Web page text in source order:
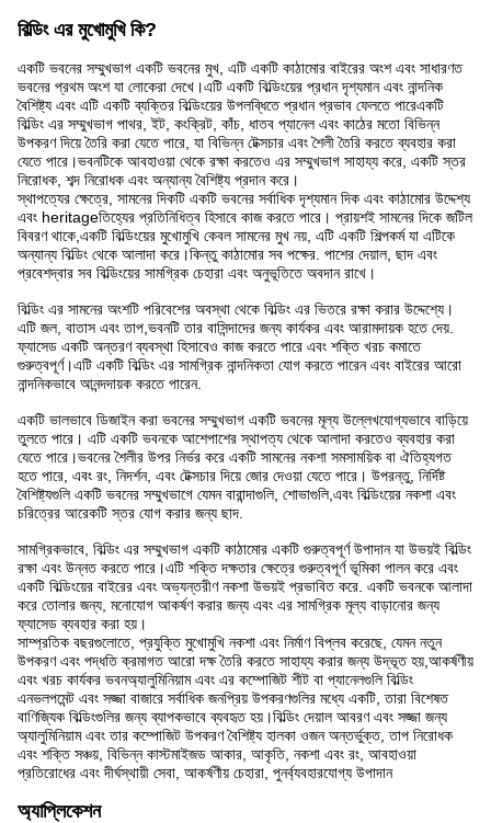
বিল্ডিং এর মুখোমুখি কি?
একটি ভবনের সম্মুখভাগ একটি ভবনের মুখ, এটি একটি কাঠামোর বাইরের অংশ এবং সাধারণত
ভবনের প্রথম অংশ যা লোকেরা দেখে।এটি একটি বিল্ডিংয়ের প্রধান দৃশ্যমান এবং নান্দনিক
বৈশিষ্ট্য এবং এটি একটি ব্যক্তির বিল্ডিংয়ের উপলব্ধিতে প্রধান প্রভাব ফেলতে পারেএকটি
বিল্ডিং এর সম্মুখভাগ পাথর, ইট, কংক্রিট, কাঁচ, ধাতব প্যানেল এবং কাঠের মতো বিভিন্ন
উপকরণ দিয়ে তৈরি করা যেতে পারে, যা বিভিন্ন টেক্সচার এবং শৈলী তৈরি করতে ব্যবহার করা
যেতে পারে।ভবনটিকে আবহাওয়া থেকে রক্ষা করতেও এর সম্মুখভাগ সাহায্য করে, একটি স্তর
নিরোধক, শব্দ নিরোধক এবং অন্যান্য বৈশিষ্ট্য প্রদান করে।
স্থাপত্যের ক্ষেত্রে, সামনের দিকটি একটি ভবনের সর্বাধিক দৃশ্যমান দিক এবং কাঠামোর উদ্দেশ্য
এবং heritageতিহ্যের প্রতিনিধিত্ব হিসাবে কাজ করতে পারে। প্রায়শই সামনের দিকে জটিল
বিবরণ থাকে,একটি বিল্ডিংয়ের মুখোমুখি কেবল সামনের মুখ নয়, এটি একটি শিল্পকর্ম যা এটিকে
অন্যান্য বিল্ডিং থেকে আলাদা করে।কিন্তু কাঠামোর সব পক্ষের. পাশের দেয়াল, ছাদ এবং
প্রবেশদ্বার সব বিল্ডিংয়ের সামগ্রিক চেহারা এবং অনুভূতিতে অবদান রাখে।
বিল্ডিং এর সামনের অংশটি পরিবেশের অবস্থা থেকে বিল্ডিং এর ভিতরে রক্ষা করার উদ্দেশ্যে।
এটি জল, বাতাস এবং তাপ,ভবনটি তার বাসিন্দাদের জন্য কার্যকর এবং আরামদায়ক হতে দেয়.
ফ্যাসেড একটি অন্তরণ ব্যবস্থা হিসাবেও কাজ করতে পারে এবং শক্তি খরচ কমাতে
গুরুত্বপূর্ণ।এটি একটি বিল্ডিং এর সামগ্রিক নান্দনিকতা যোগ করতে পারেন এবং বাইরের আরো
নান্দনিকভাবে আনন্দদায়ক করতে পারেন.
একটি ভালভাবে ডিজাইন করা ভবনের সম্মুখভাগ একটি ভবনের মূল্য উল্লেখযোগ্যভাবে বাড়িয়ে
তুলতে পারে। এটি একটি ভবনকে আশেপাশের স্থাপত্য থেকে আলাদা করতেও ব্যবহার করা
যেতে পারে।ভবনের শৈলীর উপর নির্ভর করে একটি সামনের নকশা সমসাময়িক বা ঐতিহ্যগত
হতে পারে, এবং রং, নিদর্শন, এবং টেক্সচার দিয়ে জোর দেওয়া যেতে পারে। উপরন্তু, নির্দিষ্ট
বৈশিষ্ট্যগুলি একটি ভবনের সম্মুখভাগে যেমন বারান্দাগুলি, শোভাগুলি,এবং বিল্ডিংয়ের নকশা এবং
চরিত্রের আরেকটি স্তর যোগ করার জন্য ছাদ.
সামগ্রিকভাবে, বিল্ডিং এর সম্মুখভাগ একটি কাঠামোর একটি গুরুত্বপূর্ণ উপাদান যা উভয়ই বিল্ডিং
রক্ষা এবং উন্নত করতে পারে।এটি শক্তি দক্ষতার ক্ষেত্রে গুরুত্বপূর্ণ ভূমিকা পালন করে এবং
একটি বিল্ডিংয়ের বাইরের এবং অভ্যন্তরীণ নকশা উভয়ই প্রভাবিত করে. একটি ভবনকে আলাদা
করে তোলার জন্য, মনোযোগ আকর্ষণ করার জন্য এবং এর সামগ্রিক মূল্য বাড়ানোর জন্য
ফ্যাসেড ব্যবহার করা হয়।
সাম্প্রতিক বছরগুলোতে, প্রযুক্তি মুখোমুখি নকশা এবং নির্মাণ বিপ্লব করেছে, যেমন নতুন
উপকরণ এবং পদ্ধতি ক্রমাগত আরো দক্ষ তৈরি করতে সাহায্য করার জন্য উদ্ভূত হয়,আকর্ষণীয়
এবং খরচ কার্যকর ভবনঅ্যালুমিনিয়াম এবং এর কম্পোজিট শীট বা প্যানেলগুলি বিল্ডিং
এনভলপমেন্ট এবং সজ্জা বাজারে সর্বাধিক জনপ্রিয় উপকরণগুলির মধ্যে একটি, তারা বিশেষত
বাণিজ্যিক বিল্ডিংগুলির জন্য ব্যাপকভাবে ব্যবহৃত হয়।বিল্ডিং দেয়াল আবরণ এবং সজ্জা জন্য
অ্যালুমিনিয়াম এবং তার কম্পোজিট উপকরণ বৈশিষ্ট্য হালকা ওজন অন্তর্ভুক্ত, তাপ নিরোধক
এবং শক্তি সঞ্চয়, বিভিন্ন কাস্টমাইজড আকার, আকৃতি, নকশা এবং রং, আবহাওয়া
প্রতিরোধের এবং দীর্ঘস্থায়ী সেবা, আকর্ষণীয় চেহারা, পুনর্ব্যবহারযোগ্য উপাদান
অ্যাপ্লিকেশন